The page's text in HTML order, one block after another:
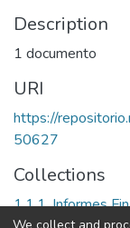
Description
1 documento
URI
https://
50627
Collections
1.1.1. Informes